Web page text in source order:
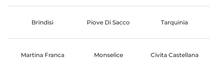
Brindisi Piove Di Sacco Tarquinia
Martina Franca Monselice Civita Castellana